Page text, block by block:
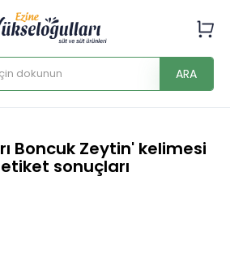
ARA
Boncuk Zeytin' kelimesi
sonuçları